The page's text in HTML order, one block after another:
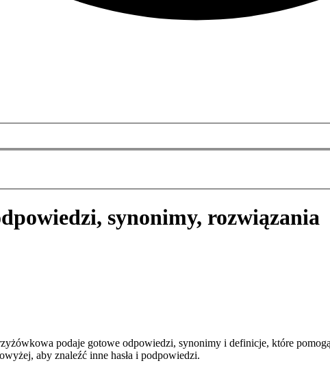
synonimy, rozwiązania
podaje gotowe odpowiedzi, synonimy i definicje, które
aby znaleźć inne hasła i podpowiedzi.